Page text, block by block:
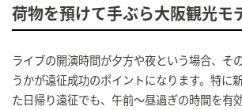
荷物を預けて手ぶら大阪観光モ
ライブの開演時間が夕方や夜という場合、そ
うかが遠征成功のポイントになります。特に
た日帰り遠征でも、午前〜昼過ぎの時間を有